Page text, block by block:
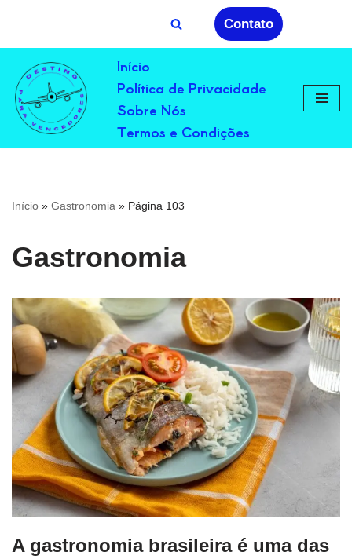
para
o
conteúdo
Contato
Início
Política de Privacidade
Sobre Nós
Termos e Condições
Início » Gastronomia » Página 103
Gastronomia
A gastronomia brasileira é uma das